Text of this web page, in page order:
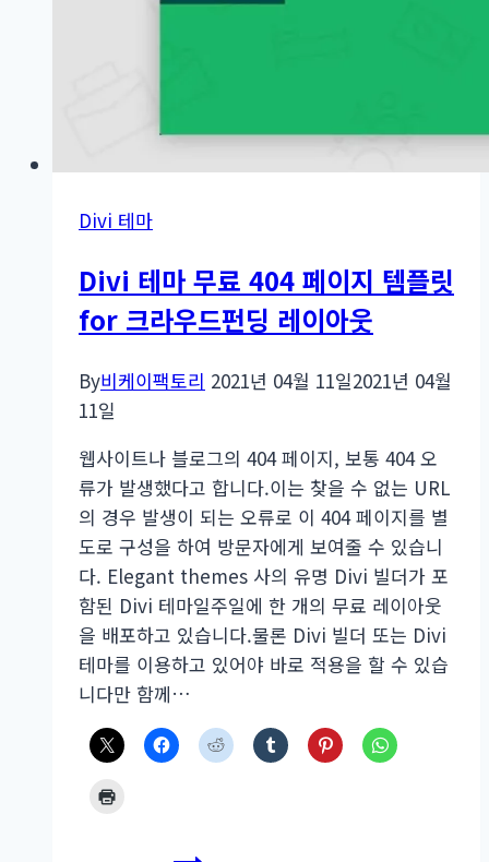
–
러
그
인
Divi 테마
Divi 테마 무료 404 페이지 템플릿
for 크라우드펀딩 레이아웃
By비케이팩토리 2021년 04월 11일2021년 04월
11일
웹사이트나 블로그의 404 페이지, 보통 404 오
류가 발생했다고 합니다.이는 찾을 수 없는 URL
의 경우 발생이 되는 오류로 이 404 페이지를 별
도로 구성을 하여 방문자에게 보여줄 수 있습니
다. Elegant themes 사의 유명 Divi 빌더가 포
함된 Divi 테마일주일에 한 개의 무료 레이아웃
을 배포하고 있습니다.물론 Divi 빌더 또는 Divi
테마를 이용하고 있어야 바로 적용을 할 수 있습
니다만 함께…